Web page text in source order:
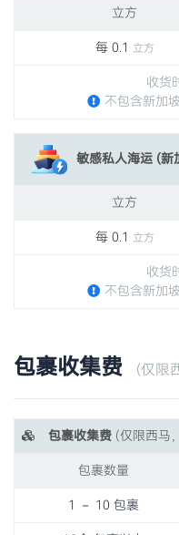
立方
每 0.1 立方
收货
不包含新加
敏感私人海运 (新
立方
每 0.1 立方
收货
不包含新加
包裹收集费 (仅限
包裹收集费 (仅限西马
包裹数量
1 － 10 包裹